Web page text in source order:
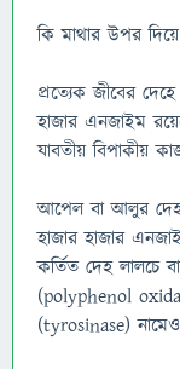
কি মাথার উপর
প্রত্যেক জীবের
হাজার এনজাইম
যাবতীয় বিপাকীয়
আপেল বা আলুর
হাজার হাজার
কর্তিত দেহ লালচে
(polyphenol
(tyrosinase)